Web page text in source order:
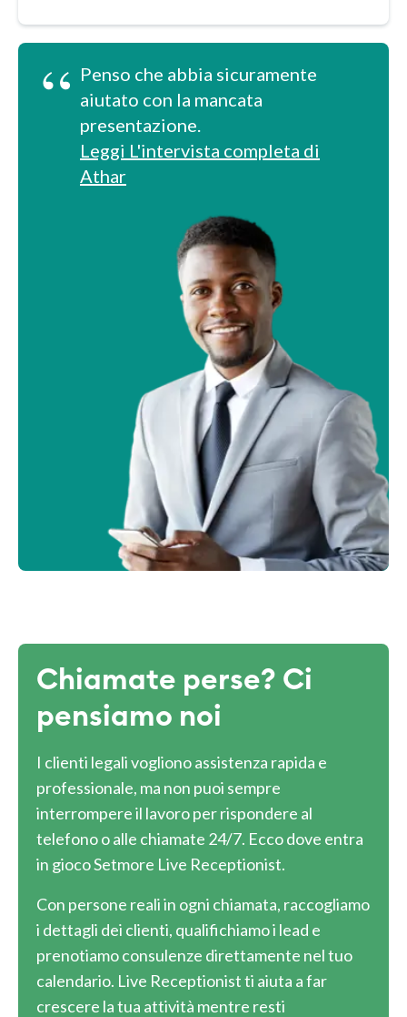
“ Penso che abbia sicuramente
aiutato con la mancata
presentazione.
Leggi L'intervista completa di
Athar
Chiamate perse? Ci
pensiamo noi
I clienti legali vogliono assistenza rapida e
professionale, ma non puoi sempre
interrompere il lavoro per rispondere al
telefono o alle chiamate 24/7. Ecco dove entra
in gioco Setmore Live Receptionist.
Con persone reali in ogni chiamata, raccogliamo
i dettagli dei clienti, qualifichiamo i lead e
prenotiamo consulenze direttamente nel tuo
calendario. Live Receptionist ti aiuta a far
crescere la tua attività mentre resti